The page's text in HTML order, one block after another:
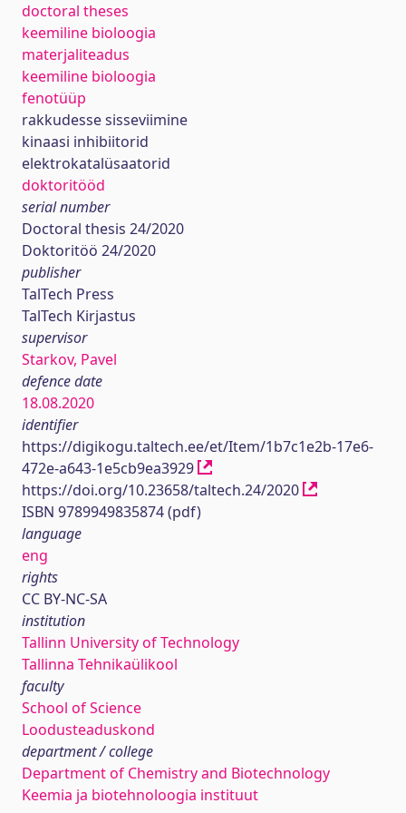
doctoral theses
keemiline bioloogia
materjaliteadus
keemiline bioloogia
fenotüüp
rakkudesse sisseviimine
kinaasi inhibiitorid
elektrokatalüsaatorid
doktoritööd
serial number
Doctoral thesis 24/2020
Doktoritöö 24/2020
publisher
TalTech Press
TalTech Kirjastus
supervisor
Starkov, Pavel
defence date
18.08.2020
identifier
https://digikogu.taltech.ee/et/Item/1b7c1e2b-17e6-
472e-a643-1e5cb9ea3929
https://doi.org/10.23658/taltech.24/2020
ISBN 9789949835874 (pdf)
language
eng
rights
CC BY-NC-SA
institution
Tallinn University of Technology
Tallinna Tehnikaülikool
faculty
School of Science
Loodusteaduskond
department / college
Department of Chemistry and Biotechnology
Keemia ja biotehnoloogia instituut